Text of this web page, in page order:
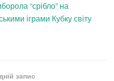
“срібло” на
іграми Кубку світу
запис